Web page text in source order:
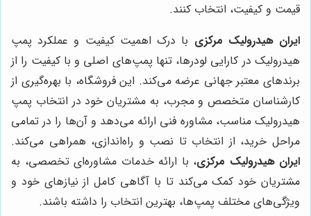
قیمت و کیفیت، انتخاب کنند.
ایران هیدرولیک مرکزی با درک اهمیت کیفیت و عملکرد پمپ
هیدرولیک در کارایی لودرها، تنها پمپ‌های اصلی و با کیفیت را از
برندهای معتبر جهانی عرضه می‌کند. این فروشگاه، با بهره‌گیری از
کارشناسان متخصص و مجرب، به مشتریان خود در انتخاب پمپ
هیدرولیک مناسب، مشاوره فنی ارائه می‌دهد و آن‌ها را در تمامی
مراحل خرید، از انتخاب تا نصب و راه‌اندازی، همراهی می‌کند.
ایران هیدرولیک مرکزی، با ارائه خدمات مشاوره‌ای تخصصی، به
مشتریان خود کمک می‌کند تا با آگاهی کامل از نیازهای خود و
ویژگی‌های مختلف پمپ‌ها، بهترین انتخاب را داشته باشند.